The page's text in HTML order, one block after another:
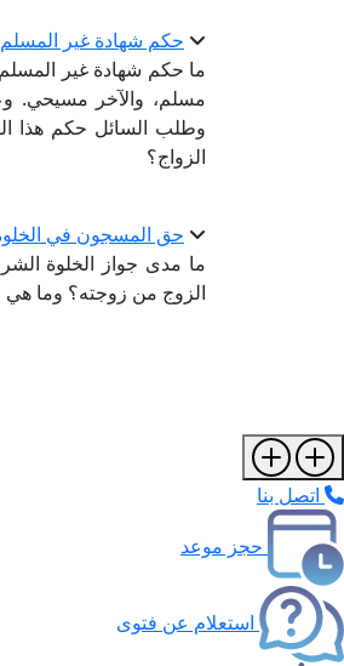
حكم شهادة غير
ما حكم شهادة غير
مسلم، والآخر مسيحي.
وطلب السائل حكم هذا
الزواج؟
حق المسجون في
ما مدى جواز الخلوة
الزوج من زوجته؟ وما هي
اتصل بنا
حجز موعد
استعلام عن فتوى